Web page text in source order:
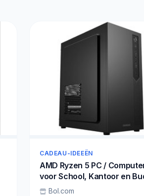
CADEAU-IDEEËN
AMD Ryzen 5 PC /
voor School, Kantoor en
Game / Gaming - 8GB RAM -
Bol.com